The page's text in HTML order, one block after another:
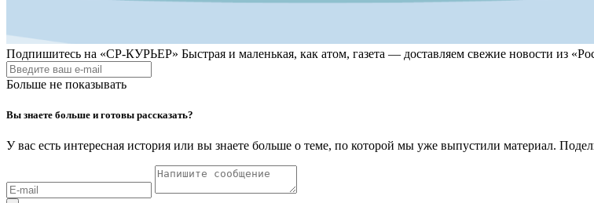
Подпишитесь на «СР-КУРЬЕР» Быстрая и маленькая, как атом, газета — доставляем свежие новости из
Больше не показывать
Вы знаете больше и готовы рассказать?
У вас есть интересная история или вы знаете больше о теме, по которой мы уже выпустили материал.